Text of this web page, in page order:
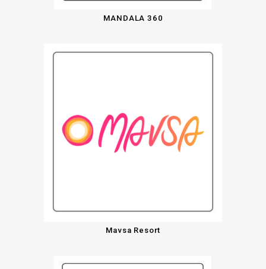
MANDALA 360
Mavsa Resort